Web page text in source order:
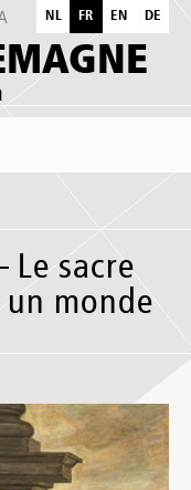
NL FR EN DE
Le sacre
monde